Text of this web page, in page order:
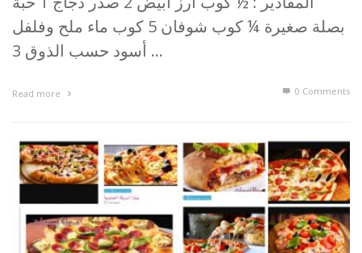
بصلة صغيرة ¼ كوب شوفان 5 كوب ماء ملح وفلفل
أسود حسب الذوق 3 …
Read more 0 Comments